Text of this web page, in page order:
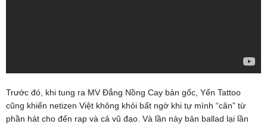
Trước đó, khi tung ra MV Đắng Nồng Cay bản gốc, Yến Tattoo
cũng khiến netizen Việt không khỏi bất ngờ khi tự mình “cân” từ
phần hát cho đến rap và cả vũ đạo. Và lần này bản ballad lại lần